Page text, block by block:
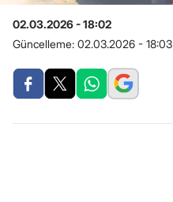
02.03.2026 - 18:02
Güncelleme: 02.03.2026 - 18:03